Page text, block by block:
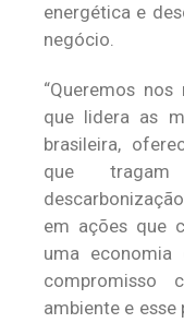
energética e
negócio.
“Queremos
que lidera as
brasileira,
que
em ações que
uma economia
ambiente e